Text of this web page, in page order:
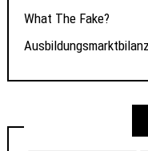
What The Fake?